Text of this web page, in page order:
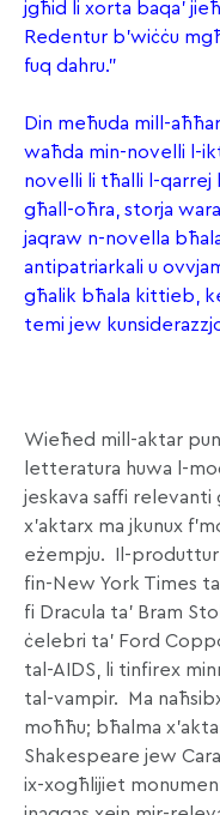
jgħid li xorta baqa’
Redentur b’wiċċu
fuq dahru.”
Din meħuda mill-
waħda min-novelli l-
novelli li tħalli l-qarrej
għall-oħra, storja
jaqraw n-novella
antipatriarkali u
għalik bħala kittieb,
temi jew
Wieħed mill-aktar
letteratura huwa l-
jeskava saffi relevanti
x’aktarx ma jkunux
eżempju. Il-produttur
fin-New York Times
fi Dracula ta’ Bram
ċelebri ta’ Ford
tal-AIDS, li tinfirex
tal-vampir. Ma
moħħu; bħalma
Shakespeare jew
ix-xogħlijiet